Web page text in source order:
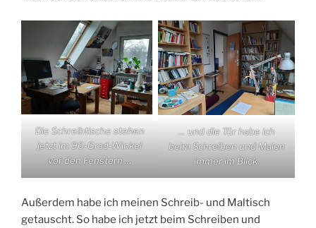
Die Schreibtische stehen
jetzt im 90-Grad-Winkel
vor den Fenstern …
… und die Tür habe ich
beim Schreiben und Malen
immer im Blick.
Außerdem habe ich meinen Schreib- und Maltisch
getauscht. So habe ich jetzt beim Schreiben und